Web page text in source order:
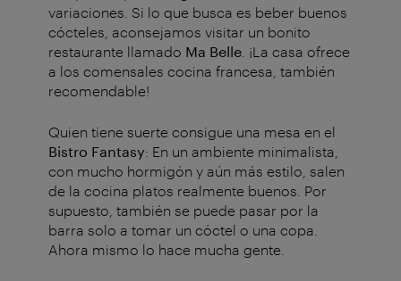
variaciones. Si lo que busca es beber buenos
cócteles, aconsejamos visitar un bonito
restaurante llamado Ma Belle . ¡La casa ofrece
a los comensales cocina francesa, también
recomendable!
Quien tiene suerte consigue una mesa en el
Bistro Fantasy: En un ambiente minimalista,
con mucho hormigón y aún más estilo, salen
de la cocina platos realmente buenos. Por
supuesto, también se puede pasar por la
barra solo a tomar un cóctel o una copa.
Ahora mismo lo hace mucha gente.